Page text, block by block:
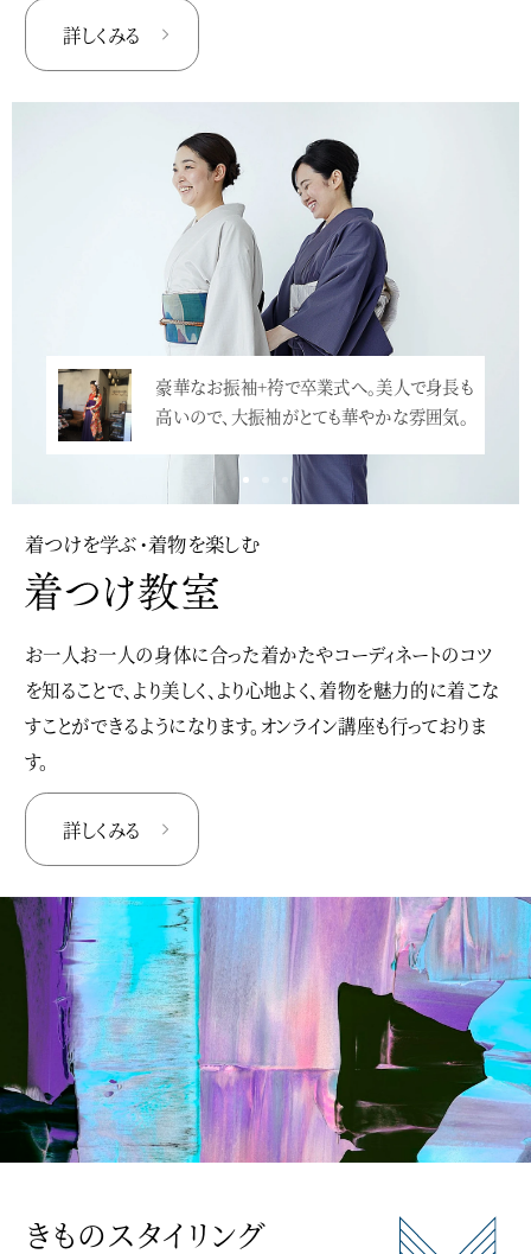
詳しくみる
着つけを学ぶ・着物を楽しむ
お一人お一人の身体に合った着かたやコーディネートのコツ
を知ることで、より美しく、より心地よく、着物を魅力的に着こな
すことができるようになります。オンライン講座も行っておりま
す。
詳しくみる
豪華なお振袖+袴で卒業式へ。美人で身長も
高いので、大振袖がとても華やかな雰囲気。
きものスタイリング